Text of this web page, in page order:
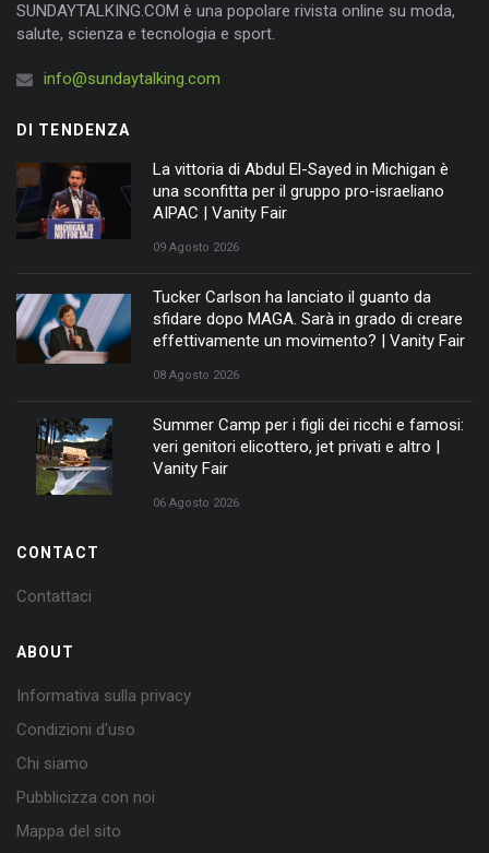
SUNDAYTALKING.COM è una popolare rivista online su moda,
salute, scienza e tecnologia e sport.
info@sundaytalking.com
DI TENDENZA
La vittoria di Abdul El-Sayed in Michigan è
una sconfitta per il gruppo pro-israeliano
AIPAC | Vanity Fair
09 Agosto 2026
Tucker Carlson ha lanciato il guanto da
sfidare dopo MAGA. Sarà in grado di creare
effettivamente un movimento? | Vanity Fair
08 Agosto 2026
Summer Camp per i figli dei ricchi e famosi:
veri genitori elicottero, jet privati e altro |
Vanity Fair
06 Agosto 2026
CONTACT
Contattaci
ABOUT
Informativa sulla privacy
Condizioni d'uso
Chi siamo
Pubblicizza con noi
Mappa del sito